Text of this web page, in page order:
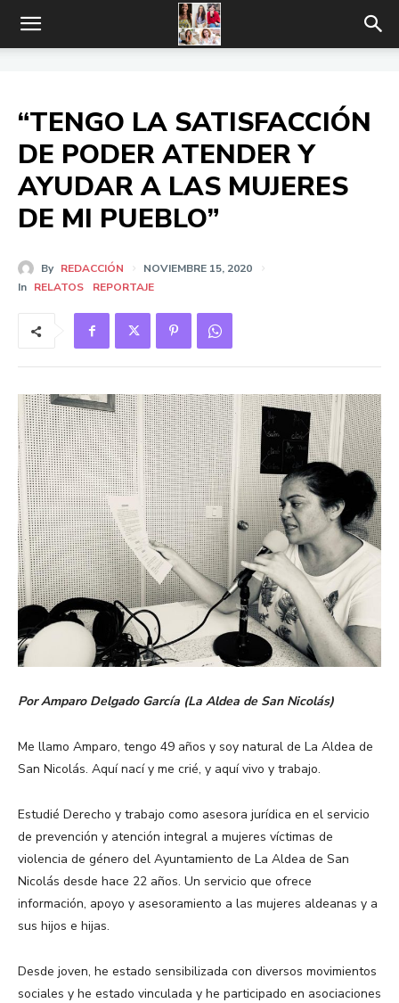
“TENGO LA SATISFACCIÓN
DE PODER ATENDER Y
AYUDAR A LAS MUJERES
DE MI PUEBLO”
By REDACCIÓN
NOVIEMBRE 15, 2020
In RELATOS REPORTAJE
Por Amparo Delgado García (La Aldea de San Nicolás)
Me llamo Amparo, tengo 49 años y soy natural de La Aldea de
San Nicolás. Aquí nací y me crié, y aquí vivo y trabajo.
Estudié Derecho y trabajo como asesora jurídica en el servicio
de prevención y atención integral a mujeres víctimas de
violencia de género del Ayuntamiento de La Aldea de San
Nicolás desde hace 22 años. Un servicio que ofrece
información, apoyo y asesoramiento a las mujeres aldeanas y a
sus hijos e hijas.
Desde joven, he estado sensibilizada con diversos movimientos
sociales y he estado vinculada y he participado en asociaciones